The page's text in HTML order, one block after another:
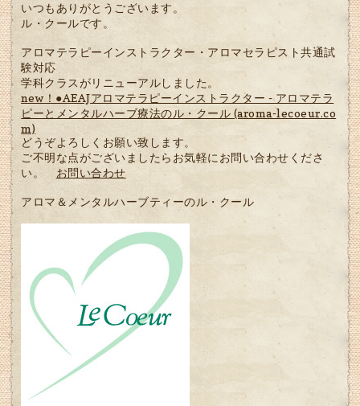
いつもありがとうございます。
ル・クールです。
アロマテラピーインストラクター・アロマセラピスト共通試
験対応
学科クラスがリニューアルしました。
new！●AEAJアロマテラピーインストラクター - アロマテラ
ピーとメンタルハーブ療法のル・クール (aroma-lecoeur.co
m)
どうぞよろしくお願い致します。
ご不明な点がございましたらお気軽にお問い合わせくださ
い。 お問い合わせ
アロマ＆メンタルハーブティーのル・クール